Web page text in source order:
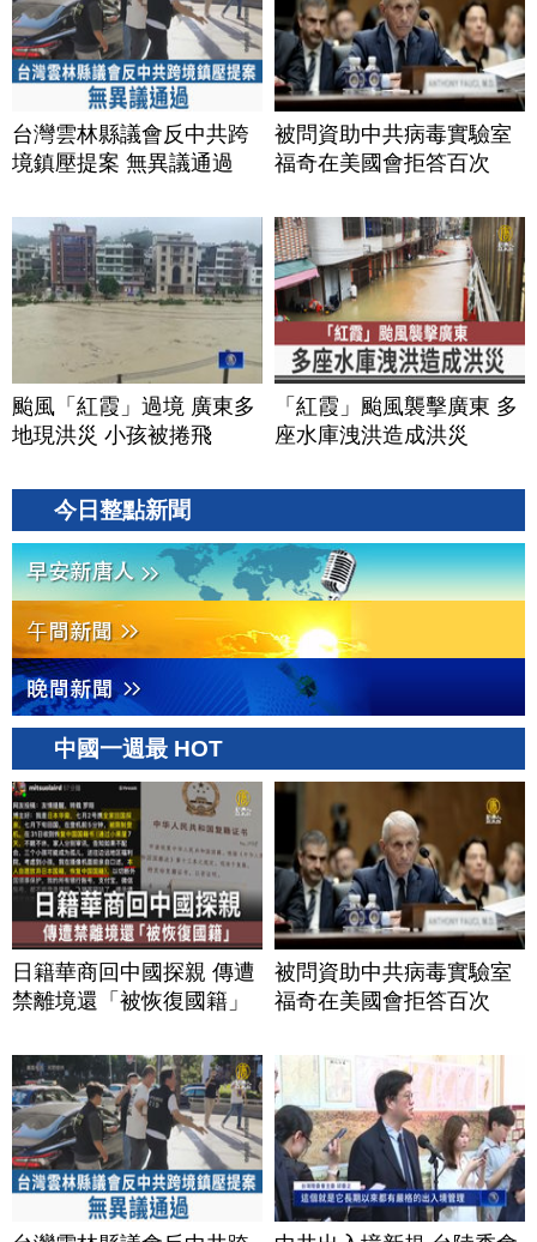
台灣雲林縣議會反中共跨
境鎮壓提案 無異議通過
被問資助中共病毒實驗室
福奇在美國會拒答百次
颱風「紅霞」過境 廣東多
地現洪災 小孩被捲飛
「紅霞」颱風襲擊廣東 多
座水庫洩洪造成洪災
今日整點新聞
中國一週最 HOT
日籍華商回中國探親 傳遭
禁離境還「被恢復國籍」
被問資助中共病毒實驗室
福奇在美國會拒答百次